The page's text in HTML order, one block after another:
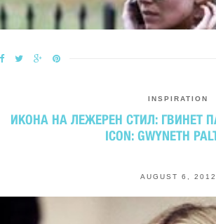
INSPIRATION
ИКОНА НА ЛЕЖЕРЕН СТИЛ: ГВИНЕТ
ICON: GWYNETH
AUGUST 6, 2012